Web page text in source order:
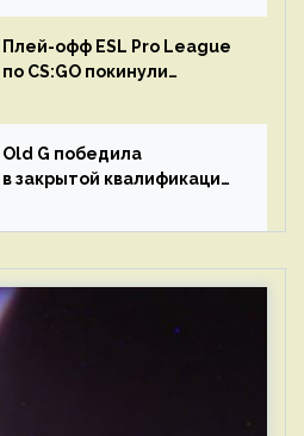
Плей-офф ESL Pro League
по CS:GO покинули
Old G победила
в закрытой квалификации
Западной Европы